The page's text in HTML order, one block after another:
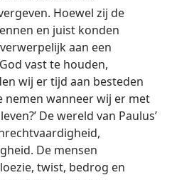
Hoewel zij de
en juist konden
aan een
vast te houden,
wij er tijd aan besteden
nemen wanneer wij er met
De wereld van Paulus’
De mensen
twist, bedrog en